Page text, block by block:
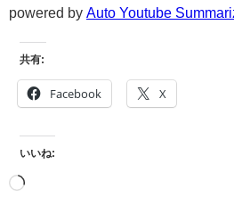
powered by Auto Youtube
共有:
Facebook X
いいね: